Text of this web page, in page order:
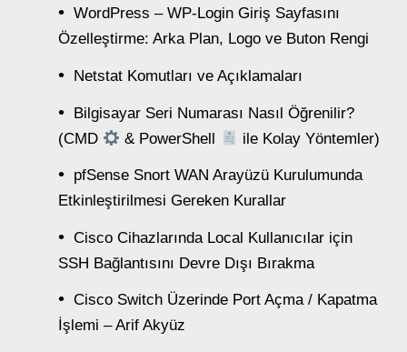
WordPress – WP-Login Giriş Sayfasını
Özelleştirme: Arka Plan, Logo ve Buton Rengi
Netstat Komutları ve Açıklamaları
Bilgisayar Seri Numarası Nasıl Öğrenilir?
(CMD
& PowerShell ile Kolay Yöntemler)
pfSense Snort WAN Arayüzü Kurulumunda
Etkinleştirilmesi Gereken Kurallar
Cisco Cihazlarında Local Kullanıcılar için
SSH Bağlantısını Devre Dışı Bırakma
Cisco Switch Üzerinde Port Açma / Kapatma
İşlemi – Arif Akyüz